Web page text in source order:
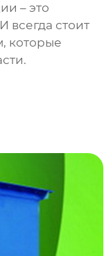
– это
всегда стоит
которые